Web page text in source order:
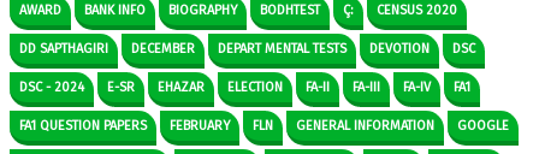
AWARD BANK INFO BIOGRAPHY BODHTEST Ç: CENSUS 2020
DD SAPTHAGIRI DECEMBER DEPART MENTAL TESTS DEVOTION DSC
DSC - 2024 E-SR EHAZAR ELECTION FA-II FA-III FA-IV FA1
FA1 QUESTION PAPERS FEBRUARY FLN GENERAL INFORMATION GOOGLE